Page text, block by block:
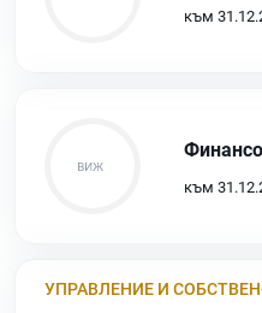
към
към
УПРАВЛЕНИЕ И